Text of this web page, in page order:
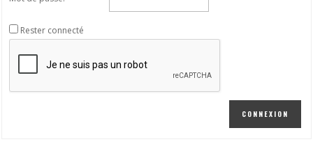
Rester connecté
CONNEXION